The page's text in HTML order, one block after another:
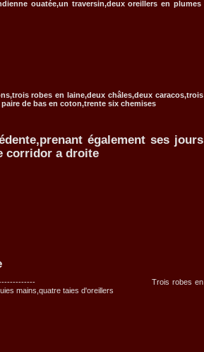
ouatée,un traversin,deux oreillers en plumes
robes en laine,deux châles,deux caracos,trois
de bas en coton,trente six chemises
également ses jours
corridor a droite
Trois robes en
mains,quatre taies d'oreillers